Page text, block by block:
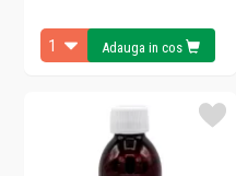
Adauga in cos